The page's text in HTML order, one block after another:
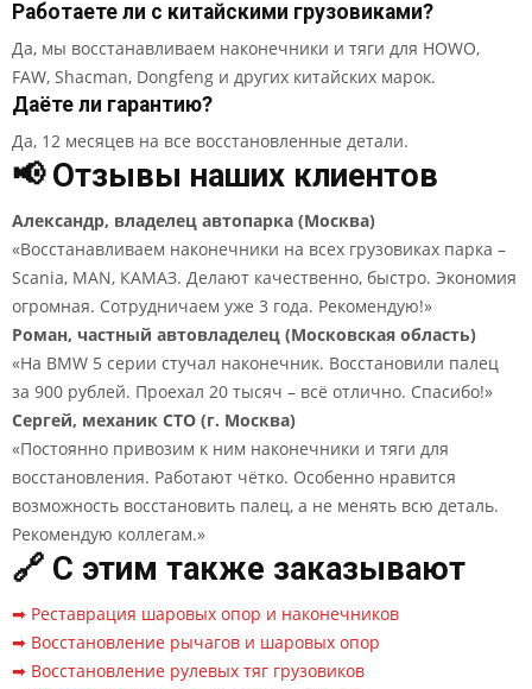
Работаете ли с китайскими грузовиками?
Да, мы восстанавливаем наконечники и тяги для HOWO,
FAW, Shacman, Dongfeng и других китайских марок.
Даёте ли гарантию?
Да, 12 месяцев на все восстановленные детали.
📢 Отзывы наших клиентов
Александр, владелец автопарка (Москва)
«Восстанавливаем наконечники на всех грузовиках парка –
Scania, MAN, КАМАЗ. Делают качественно, быстро. Экономия
огромная. Сотрудничаем уже 3 года. Рекомендую!»
Роман, частный автовладелец (Московская область)
«На BMW 5 серии стучал наконечник. Восстановили палец
за 900 рублей. Проехал 20 тысяч – всё отлично. Спасибо!»
Сергей, механик СТО (г. Москва)
«Постоянно привозим к ним наконечники и тяги для
восстановления. Работают чётко. Особенно нравится
возможность восстановить палец, а не менять всю деталь.
Рекомендую коллегам.»
🔗 С этим также заказывают
➡ Реставрация шаровых опор и наконечников
➡ Восстановление рычагов и шаровых опор
➡ Восстановление рулевых тяг грузовиков